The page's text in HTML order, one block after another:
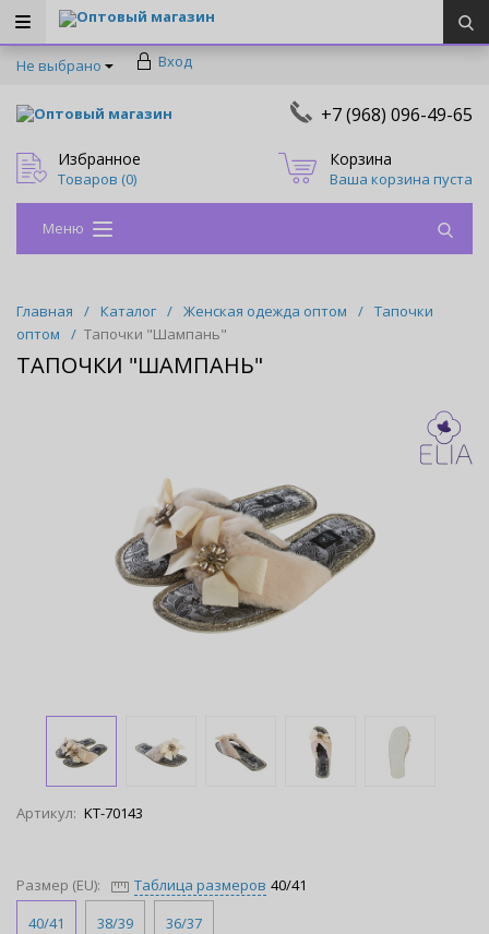
Оптовый магазин
Не выбрано Вход
Оптовый магазин +7 (968) 096-49-65
Избранное
Товаров (0)
Корзина
Ваша корзина пуста
Меню
Главная / Каталог / Женская одежда оптом / Тапочки
оптом
/ Тапочки "Шампань"
ТАПОЧКИ "ШАМПАНЬ"
Артикул: KT-70143
Размер (EU): Таблица размеров 40/41
40/41
38/39 36/37